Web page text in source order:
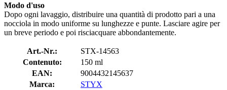
Modo d'uso
Dopo ogni lavaggio, distribuire una quantità di prodotto pari a una
nocciola in modo uniforme su lunghezze e punte. Lasciare agire per
un breve periodo e poi risciacquare abbondantemente.
Art.-Nr.:
STX-14563
Contenuto:
150 ml
EAN:
9004432145637
Marca:
STYX